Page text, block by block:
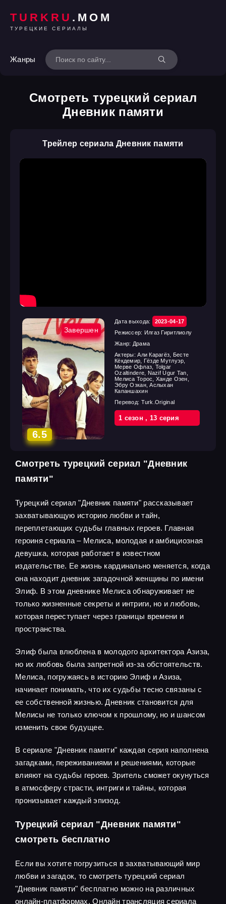
TURKRU .MOM
ТУРЕЦКИЕ СЕРИАЛЫ
Жанры
Смотреть турецкий сериал
Дневник памяти
Трейлер сериала Дневник памяти
Завершен
6.5
Дата выхода:
2023-04-17
Режиссер: Илгаз Гиритлиолу
Жанр: Драма
Актеры:Али Карагёз, Бесте
Кёкдемир, Гёзде Мутлуэр,
Мерве Офлаз, Tolgar
Ozaltindere, Nazif Ugur Tan,
Мелиса Торос, Ханде Озен,
Эбру Озкан, Аслыхан
Капаншахин
Перевод: Turk.Original
1 cезон, 13 cерия
Смотреть турецкий сериал "Дневник
памяти"
Турецкий сериал "Дневник памяти" рассказывает
захватывающую историю любви и тайн,
переплетающих судьбы главных героев. Главная
героиня сериала – Мелиса, молодая и амбициозная
девушка, которая работает в известном
издательстве. Ее жизнь кардинально меняется, когда
она находит дневник загадочной женщины по имени
Элиф. В этом дневнике Мелиса обнаруживает не
только жизненные секреты и интриги, но и любовь,
которая переступает через границы времени и
пространства.
Элиф была влюблена в молодого архитектора Азиза,
но их любовь была запретной из-за обстоятельств.
Мелиса, погружаясь в историю Элиф и Азиза,
начинает понимать, что их судьбы тесно связаны с
ее собственной жизнью. Дневник становится для
Мелисы не только ключом к прошлому, но и шансом
изменить свое будущее.
В сериале "Дневник памяти" каждая серия наполнена
загадками, переживаниями и решениями, которые
влияют на судьбы героев. Зритель сможет окунуться
в атмосферу страсти, интриги и тайны, которая
пронизывает каждый эпизод.
Турецкий сериал "Дневник памяти"
смотреть бесплатно
Если вы хотите погрузиться в захватывающий мир
любви и загадок, то смотреть турецкий сериал
"Дневник памяти" бесплатно можно на различных
онлайн-платформах. Онлайн трансляция сериала